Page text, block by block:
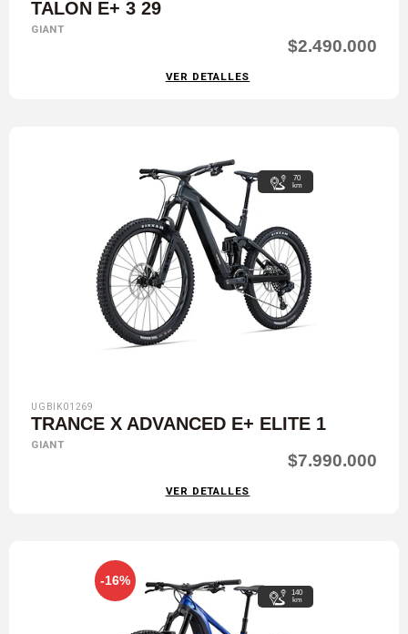
TALON E+ 3 29
GIANT
$2.490.000
VER DETALLES
70
km
UGBIK01269
TRANCE X ADVANCED E+ ELITE 1
GIANT
$7.990.000
VER DETALLES
-16%
140
km